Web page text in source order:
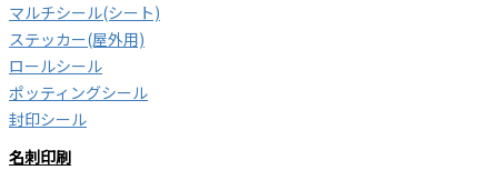
マルチシール(シート)
ステッカー(屋外用)
ロールシール
ポッティングシール
封印シール
名刺印刷